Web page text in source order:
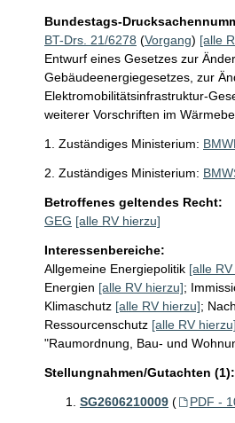
Bundestags-
BT-Drs. 21/6278 (Vorgang) [alle
Entwurf eines Gesetzes zur
Gebäudeenergiegesetzes, zur
Elektromobilitätsinfrastruktur-
weiterer Vorschriften im
1. Zuständiges Ministerium:
2. Zuständiges Ministerium:
Betroffenes geltendes Recht:
GEG [alle RV hierzu]
Interessenbereiche:
Allgemeine Energiepolitik [alle
Energien [alle RV hierzu];
Klimaschutz [alle RV hierzu];
Ressourcenschutz [alle RV hierzu]
"Raumordnung, Bau- und
Stellungnahmen/Gutachten (1):
SG2606210009 ( PDF -